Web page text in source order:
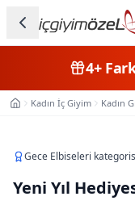
Kategorileri
Erkek
Çocuk
4+
Ana SayfaKadın İç Giyim Kadın
Gece Elbiseleri
Yeni Yıl